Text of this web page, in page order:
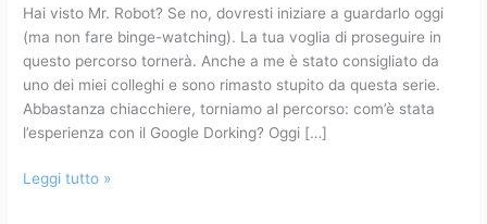
Hai visto Mr. Robot? Se no, dovresti iniziare a guardarlo oggi
(ma non fare binge-watching). La tua voglia di proseguire in
questo percorso tornerà. Anche a me è stato consigliato da
uno dei miei colleghi e sono rimasto stupito da questa serie.
Abbastanza chiacchiere, torniamo al percorso: com’è stata
l’esperienza con il Google Dorking? Oggi […]
Leggi tutto »